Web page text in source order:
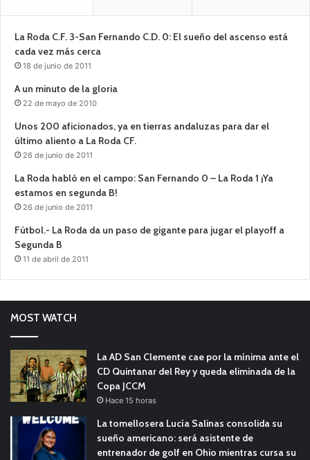
La Roda C.F. 3-San Fernando C.D. 0: El sueño del ascenso está
cada vez más cerca
18 de junio de 2011
A un minuto de la gloria
22 de mayo de 2010
Unos 200 aficionados, ya en tierras andaluzas para dar el
último aliento a La Roda CF.
26 de junio de 2011
La Roda habló en el campo: San Fernando 0 – La Roda 1 ¡Ya
estamos en segunda B!
26 de junio de 2011
Fútbol.- La Roda da un paso de gigante para jugar el playoff a
Segunda B
11 de abril de 2011
MOST WATCH
La AD San Clemente cae por la mínima ante el
CD Quintanar del Rey y queda eliminada de la
Copa JCCM
Hace 15 horas
La tomellosera Lucía Salinas consolida su
sueño americano: será asistente de
entrenador de golf en Ohio mientras cursa su